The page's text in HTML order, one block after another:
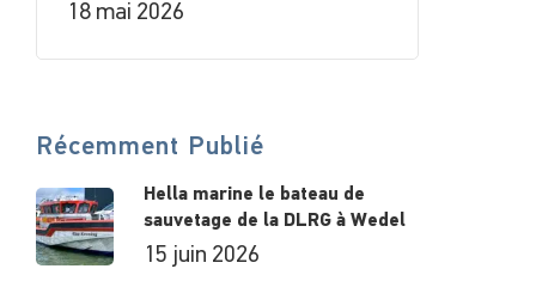
18 mai 2026
Récemment Publié
Hella marine le bateau de
sauvetage de la DLRG à Wedel
15 juin 2026